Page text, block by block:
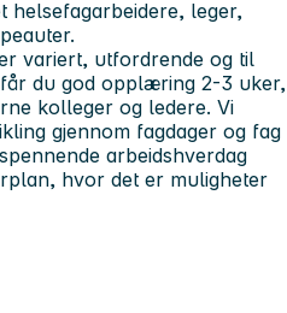
helsefagarbeidere, leger,
variert, utfordrende og til
du god opplæring 2-3 uker,
kolleger og ledere. Vi
gjennom fagdager og fag
arbeidshverdag
hvor det er muligheter